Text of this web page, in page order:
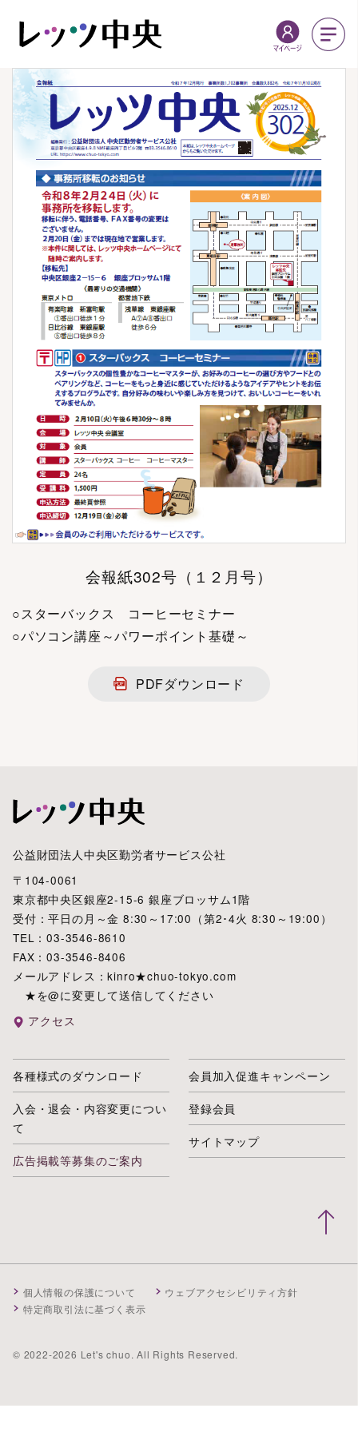
会報紙302号（１２月号）
○スターバックス コーヒーセミナー
○パソコン講座～パワーポイント基礎～
PDFダウンロード
公益財団法人中央区勤労者サービス公社
〒104-0061
東京都中央区銀座2-15-6 銀座ブロッサム1階
受付：平日の月～金 8:30～17:00（第2･4火 8:30～19:00）
TEL：03-3546-8610
FAX：03-3546-8406
メールアドレス：kinro★chuo-tokyo.com
★を@に変更して送信してください
アクセス
各種様式のダウンロード
入会・退会・内容変更につい
て
広告掲載等募集のご案内
会員加入促進キャンペーン
登録会員
サイトマップ
個人情報の保護について
ウェブアクセシビリティ方針
特定商取引法に基づく表示
© 2022-2026 Let's chuo. All Rights Reserved.